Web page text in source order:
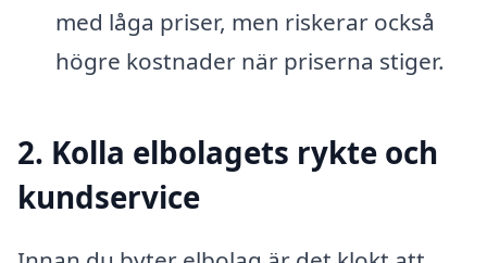
med låga priser, men riskerar också
högre kostnader när priserna stiger.
2. Kolla elbolagets rykte och
kundservice